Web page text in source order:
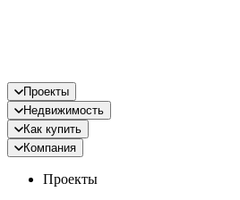
Проекты
Недвижимость
Как купить
Компания
Проекты